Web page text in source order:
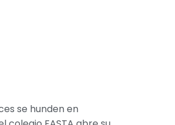
se hunden en